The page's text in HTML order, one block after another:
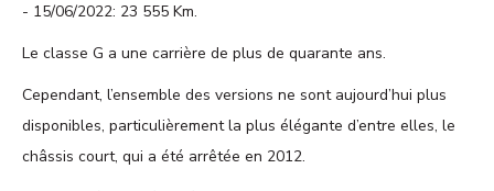
15/06/2022: 23 555 Km.
Le classe G a une carrière de plus de quarante ans.
Cependant, l’ensemble des versions ne sont aujourd’hui plus
disponibles, particulièrement la plus élégante d’entre elles, le
châssis court, qui a été arrêtée en 2012.